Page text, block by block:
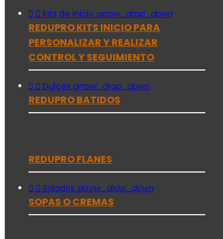
  Kits de inicio arrow_drop_down
REDUPRO KITS INICIO PARA
PERSONALIZAR Y REALIZAR
CONTROL Y SEGUIMIENTO
  Dulces arrow_drop_down
REDUPRO BATIDOS
REDUPRO FLANES
  Salados arrow_drop_down
SOPAS O CREMAS